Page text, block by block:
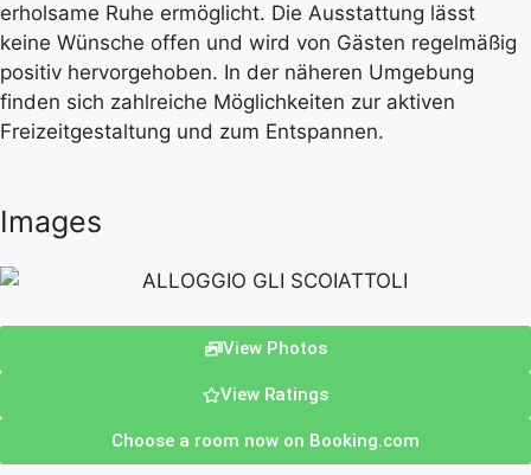
erholsame Ruhe ermöglicht. Die Ausstattung lässt
keine Wünsche offen und wird von Gästen regelmäßig
positiv hervorgehoben. In der näheren Umgebung
finden sich zahlreiche Möglichkeiten zur aktiven
Freizeitgestaltung und zum Entspannen.
Images
View Photos
View Ratings
Choose a room now on Booking.com